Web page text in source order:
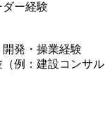
ダー経験
開発・操業経験
（例：建設コンサル